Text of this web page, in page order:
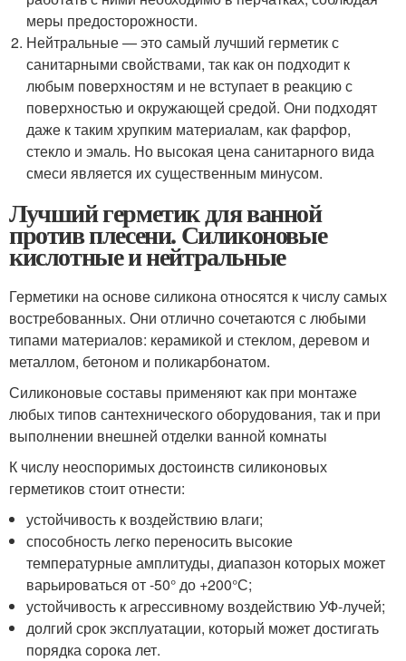
меры предосторожности.
Нейтральные — это самый лучший герметик с
санитарными свойствами, так как он подходит к
любым поверхностям и не вступает в реакцию с
поверхностью и окружающей средой. Они подходят
даже к таким хрупким материалам, как фарфор,
стекло и эмаль. Но высокая цена санитарного вида
смеси является их существенным минусом.
Лучший герметик для ванной
против плесени. Силиконовые
кислотные и нейтральные
Герметики на основе силикона относятся к числу самых
востребованных. Они отлично сочетаются с любыми
типами материалов: керамикой и стеклом, деревом и
металлом, бетоном и поликарбонатом.
Силиконовые составы применяют как при монтаже
любых типов сантехнического оборудования, так и при
выполнении внешней отделки ванной комнаты
К числу неоспоримых достоинств силиконовых
герметиков стоит отнести:
устойчивость к воздействию влаги;
способность легко переносить высокие
температурные амплитуды, диапазон которых может
варьироваться от -50° до +200°С;
устойчивость к агрессивному воздействию УФ-лучей;
долгий срок эксплуатации, который может достигать
порядка сорока лет.